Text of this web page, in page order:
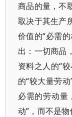
商品的量，不
取决于其生产
价值的“必需
出：一切商品
资料之人的“
的“较大量劳
必需的劳动量
动”，而不是